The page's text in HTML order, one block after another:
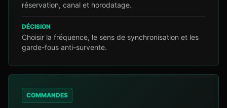
réservation, canal et horodatage.
DÉCISION
Choisir la fréquence, le sens de synchronisation et les
garde-fous anti-survente.
COMMANDES